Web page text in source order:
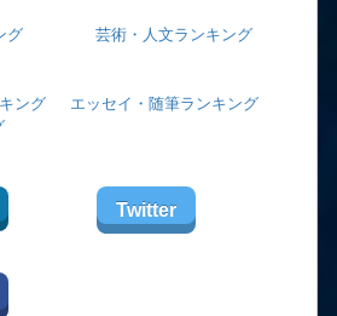
グ
芸術・人文ランキング
ング
エッセイ・随筆ランキング
Twitter